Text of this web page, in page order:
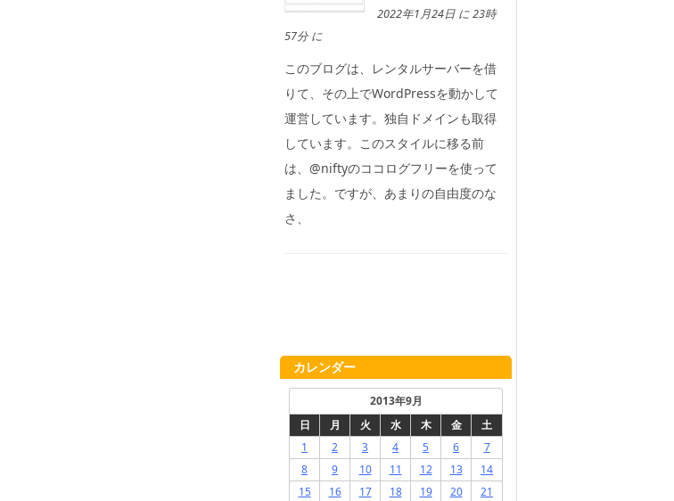
2022年1月24日 に 23時
57分 に
このブログは、レンタルサーバーを借
りて、その上でWordPressを動かして
運営しています。独自ドメインも取得
しています。このスタイルに移る前
は、@niftyのココログフリーを使って
ました。ですが、あまりの自由度のな
さ、
カレンダー
2013年9月
日
月 火 水 木 金
土
1
2 3 4 5 6
7
8
9 10 11 12 13
14
15
16 17 18 19 20
21